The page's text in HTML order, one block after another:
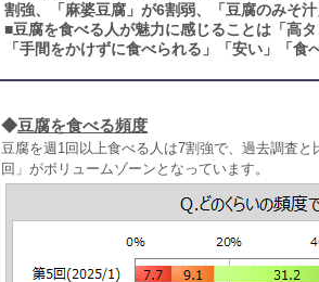
割強、「麻婆豆腐」が6割弱、「豆腐のみそ
■豆腐を食べる人が魅力に感じることは「高
「手間をかけずに食べられる」「安い」「食
◆豆腐を食べる頻度
豆腐を週1回以上食べる人は7割強で、過去調査
回」がボリュームゾーンとなっています。